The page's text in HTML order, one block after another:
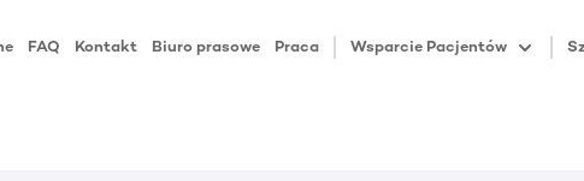
FAQ Kontakt Biuro prasowe Praca Wsparcie Pacjentów